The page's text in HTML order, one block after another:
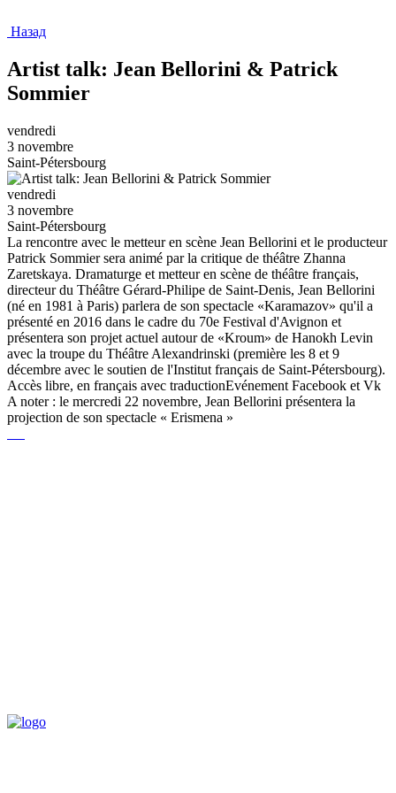
Назад
Artist talk: Jean Bellorini & Patrick
Sommier
vendredi
3 novembre
Saint-Pétersbourg
vendredi
3 novembre
Saint-Pétersbourg
La rencontre avec le metteur en scène Jean Bellorini et le producteur
Patrick Sommier sera animé par la critique de théâtre Zhanna
Zaretskaya. Dramaturge et metteur en scène de théâtre français,
directeur du Théâtre Gérard-Philipe de Saint-Denis, Jean Bellorini
(né en 1981 à Paris) parlera de son spectacle «Karamazov» qu'il a
présenté en 2016 dans le cadre du 70e Festival d'Avignon et
présentera son projet actuel autour de «Kroum» de Hanokh Levin
avec la troupe du Théâtre Alexandrinski (première les 8 et 9
décembre avec le soutien de l'Institut français de Saint-Pétersbourg).
Accès libre, en français avec traductionEvénement Facebook et Vk
A noter : le mercredi 22 novembre, Jean Bellorini présentera la
projection de son spectacle « Erismena »